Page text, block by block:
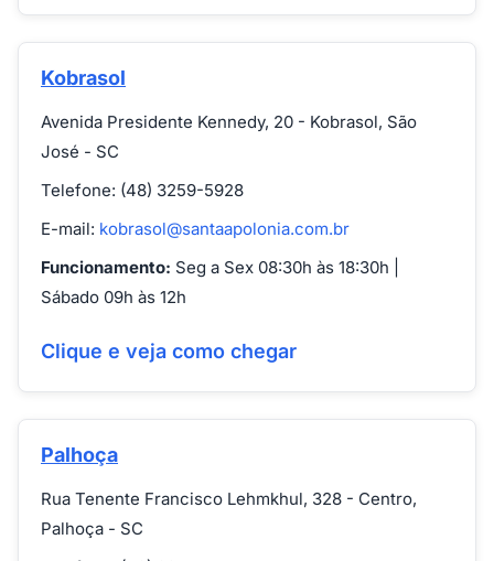
Kobrasol
Avenida Presidente Kennedy, 20 - Kobrasol, São
José - SC
Telefone: (48) 3259-5928
E-mail: kobrasol@santaapolonia.com.br
Funcionamento: Seg a Sex 08:30h às 18:30h |
Sábado 09h às 12h
Clique e veja como chegar
Palhoça
Rua Tenente Francisco Lehmkhul, 328 - Centro,
Palhoça - SC